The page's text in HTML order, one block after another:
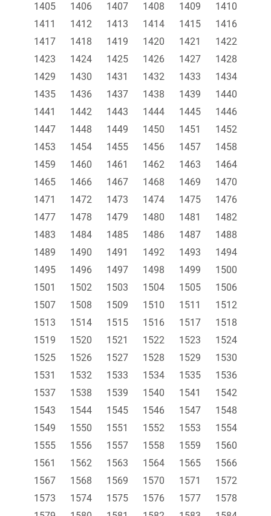
1405
1406 1407 1408 1409
1410
1411
1412 1413 1414 1415
1416
1417
1418 1419 1420 1421
1422
1423
1424 1425 1426 1427
1428
1429
1430 1431 1432 1433
1434
1435
1436 1437 1438 1439
1440
1441
1442 1443 1444 1445
1446
1447
1448 1449 1450 1451
1452
1453
1454 1455 1456 1457
1458
1459
1460 1461 1462 1463
1464
1465
1466 1467 1468 1469
1470
1471
1472 1473 1474 1475
1476
1477
1478 1479 1480 1481
1482
1483
1484 1485 1486 1487
1488
1489
1490 1491 1492 1493
1494
1495
1496 1497 1498 1499
1500
1501
1502 1503 1504 1505
1506
1507
1508 1509 1510 1511
1512
1513
1514 1515 1516 1517
1518
1519
1520 1521 1522 1523
1524
1525
1526 1527 1528 1529
1530
1531
1532 1533 1534 1535
1536
1537
1538 1539 1540 1541
1542
1543
1544 1545 1546 1547
1548
1549
1550 1551 1552 1553
1554
1555
1556 1557 1558 1559
1560
1561
1562 1563 1564 1565
1566
1567
1568 1569 1570 1571
1572
1573
1574 1575 1576 1577
1578